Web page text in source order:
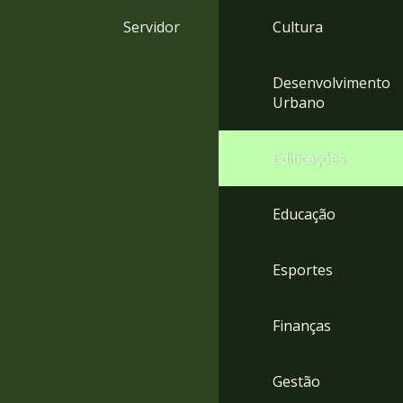
Servidor Cultura
Desenvolvimento
Urbano
Edificações
Educação
Esportes
Finanças
Gestão